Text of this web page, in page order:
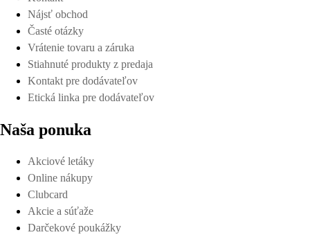
Nájsť obchod
Časté otázky
Vrátenie tovaru a záruka
Stiahnuté produkty z predaja
Kontakt pre dodávateľov
Etická linka pre dodávateľov
Naša ponuka
Akciové letáky
Online nákupy
Clubcard
Akcie a súťaže
Darčekové poukážky